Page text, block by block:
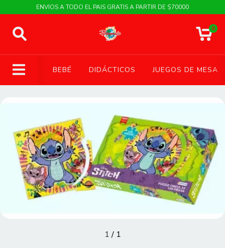
ENVIOS A TODO EL PAIS GRATIS A PARTIR DE $70000
0
BEBÉ DIDÁCTICOS JUEGOS DE MESA
1 / 1